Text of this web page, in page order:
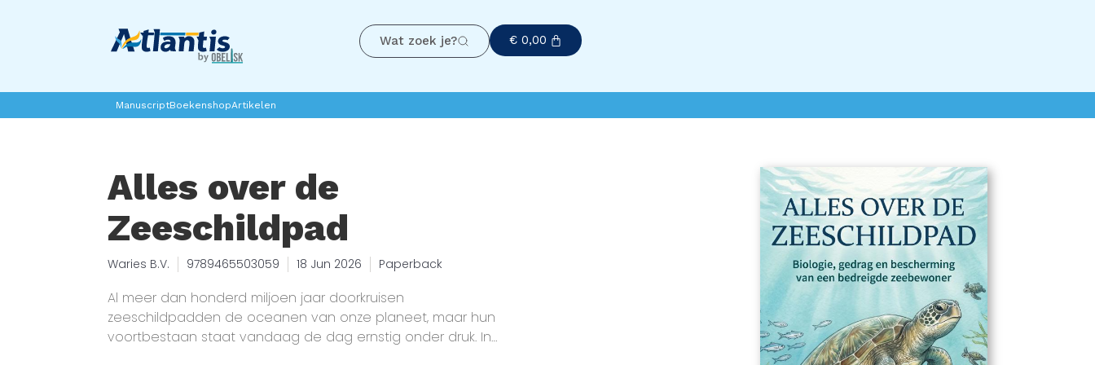
Wat zoek je? €0,00
ManuscriptBoekenshopArtikelen
Alles over de
Zeeschildpad
Waries B.V. 9789465503059 18 Jun 2026 Paperback
Al meer dan honderd miljoen jaar doorkruisen
zeeschildpadden de oceanen van onze planeet, maar hun
voortbestaan staat vandaag de dag ernstig onder druk. In